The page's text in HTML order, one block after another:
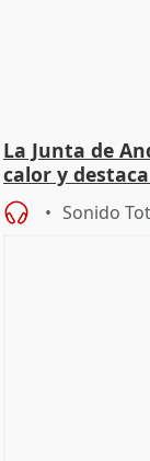
La Junta de
calor y
Sonido